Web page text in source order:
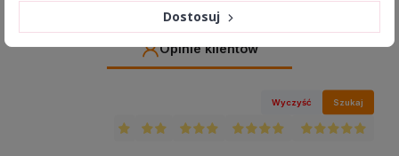
Jak zbieramy opinie?
Opinie klientów
Wyczyść Szukaj
Dostosuj